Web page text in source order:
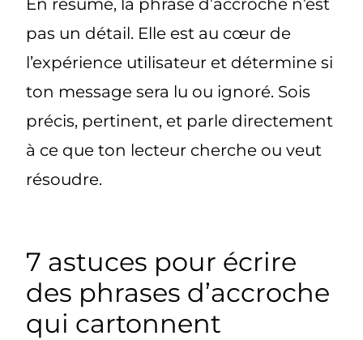
En résumé, la phrase d’accroche n’est
pas un détail. Elle est au cœur de
l’expérience utilisateur et détermine si
ton message sera lu ou ignoré. Sois
précis, pertinent, et parle directement
à ce que ton lecteur cherche ou veut
résoudre.
7 astuces pour écrire
des phrases d’accroche
qui cartonnent